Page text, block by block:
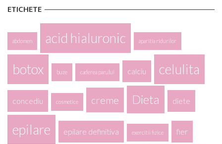
ETICHETE
abdomen acid hialuronic aparitia ridurilor
botox buze caderea parului calciu celulita
concediu cosmetice creme Dieta diete
epilare epilare definitiva exercitii fizice fier